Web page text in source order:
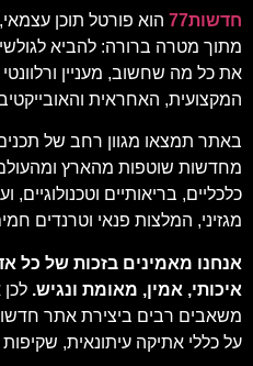
חדשות77
הוא פורטל תוכן
מתוך מטרה ברורה: להביא
את כל מה שחשוב, מעניין
המקצועית, האחראית
באתר תמצאו מגוון רחב של
מחדשות שוטפות מהארץ
כלכליים, בריאותיים וטכנולוגיים,
מגזיני, המלצות פנאי וטרנדים
אנחנו מאמינים בזכות של כל
איכותי, אמין, מאומת ונגיש.
משאבים רבים ביצירת אתר
על כללי אתיקה עיתונאית, שקיפות